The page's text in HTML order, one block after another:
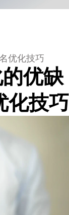
优化技巧
优缺
化技巧